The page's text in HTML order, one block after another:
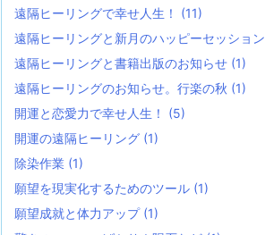
遠隔ヒーリングで幸せ人生！ (11)
遠隔ヒーリングと新月のハッピーセッション
遠隔ヒーリングと書籍出版のお知らせ (1)
遠隔ヒーリングのお知らせ。行楽の秋 (1)
開運と恋愛力で幸せ人生！ (5)
開運の遠隔ヒーリング (1)
除染作業 (1)
願望を現実化するためのツール (1)
願望成就と体力アップ (1)